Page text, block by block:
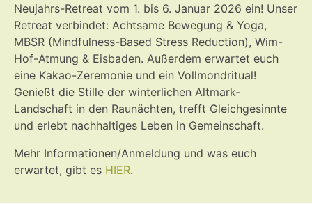
Neujahrs-Retreat vom 1. bis 6. Januar 2026 ein! Unser
Retreat verbindet: Achtsame Bewegung & Yoga,
MBSR (Mindfulness-Based Stress Reduction), Wim-
Hof-Atmung & Eisbaden. Außerdem erwartet euch
eine Kakao-Zeremonie und ein Vollmondritual!
Genießt die Stille der winterlichen Altmark-
Landschaft in den Raunächten, trefft Gleichgesinnte
und erlebt nachhaltiges Leben in Gemeinschaft.
Mehr Informationen/Anmeldung und was euch
erwartet, gibt es HIER.